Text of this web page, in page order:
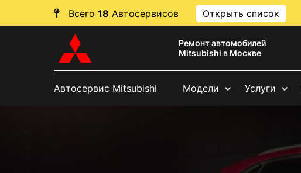
Всего 18 Автосервисов Открыть список
Ремонт автомобилей
Mitsubishi в Москве
Автосервис Mitsubishi Модели Услуги